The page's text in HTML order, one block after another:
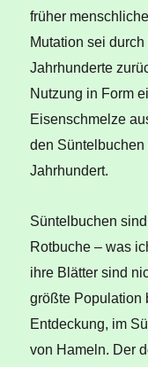
früher
Mutation sei
Jahrhunderte
Nutzung in Form
Eisenschmelze
den
Jahrhundert.
Süntelbuchen
Rotbuche – was
ihre Blätter sind
größte Population
Entdeckung, im
von Hameln. Der